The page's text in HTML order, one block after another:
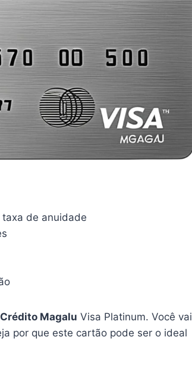
de anuidade
Magalu Visa Platinum. Você vai
por que este cartão pode ser o ideal